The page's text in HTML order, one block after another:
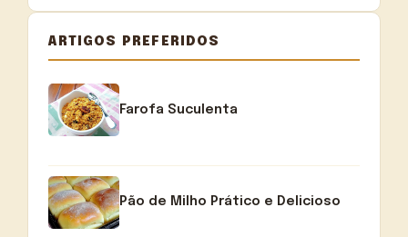
ARTIGOS PREFERIDOS
Farofa Suculenta
Pão de Milho Prático e Delicioso